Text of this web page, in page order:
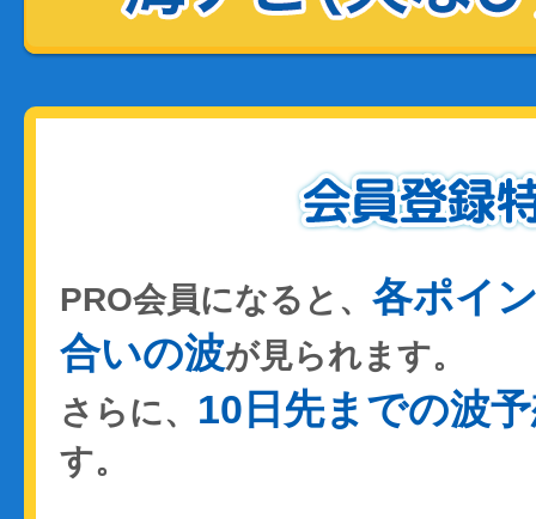
PRO会員になると、 各ポイ
合いの波が見られます。
さらに、 10日先までの波
す。